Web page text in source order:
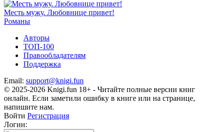
Месть мужу. Любовнице привет!
Романы
Авторы
ТОП-100
Правообладателям
Поддержка
Email: support@knigi.fun
© 2025-2026 Knigi.fun 18+ - Читайте полные версии книг
онлайн. Если заметили ошибку в книге или на странице,
напишите нам.
Войти Регистрация
Логин: